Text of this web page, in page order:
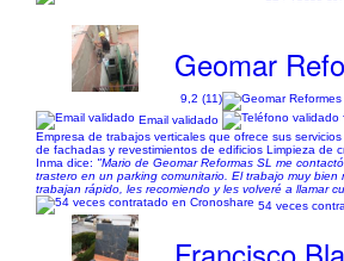
Geomar
9,2 (11)
Email validado
Empresa de trabajos verticales que ofrece sus
de fachadas y revestimientos de edificios Limpieza de
Inma dice: "Mario de Geomar Reformas SL me
trastero en un parking comunitario. El trabajo muy
trabajan rápido, les recomiendo y les volveré a llamar
54 veces